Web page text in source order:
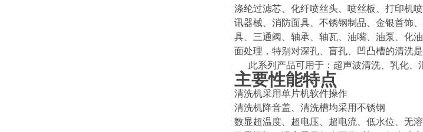
涤纶过滤芯、化纤喷丝头、喷丝板、打印机
讯器械、消防面具、不锈钢制品、金银首饰
具、三通阀、轴承、轴瓦、油嘴、油泵、化
面处理，特别对深孔、盲孔、凹凸槽的清洗
此系列产品可用于：超声波清洗、乳化
主要性能特点
清洗机采用单片机软件操作
清洗机降音盖、清洗槽均采用不锈钢
数显超温度、超电压、超电流、低水位、无